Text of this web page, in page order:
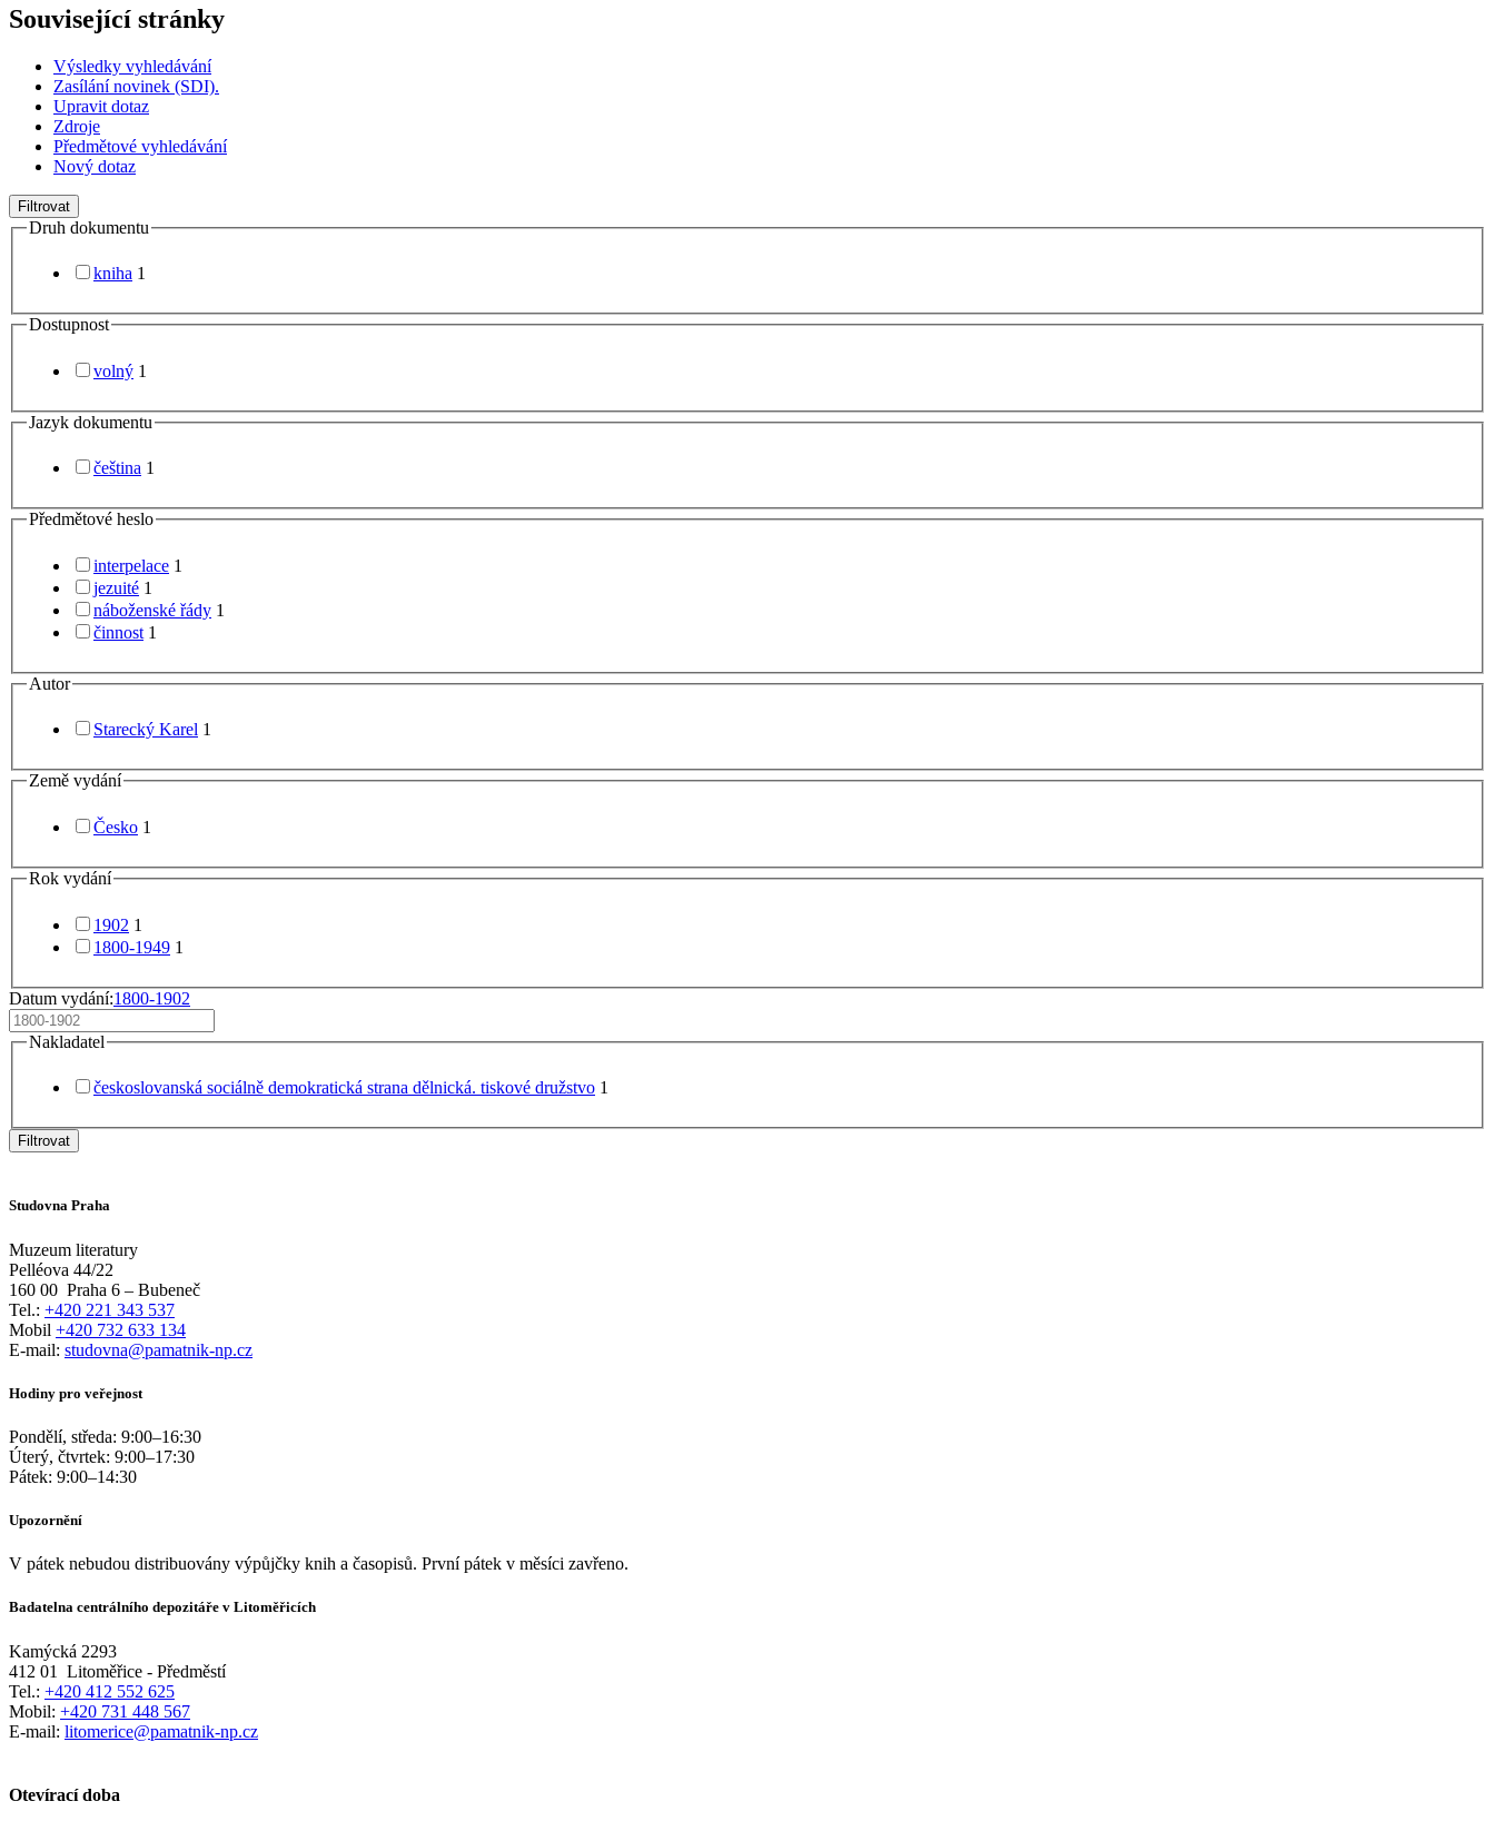
Související stránky
Výsledky vyhledávání
Zasílání novinek (SDI).
Upravit dotaz
Zdroje
Předmětové vyhledávání
Nový dotaz
Filtrovat
Druh dokumentu
kniha 1
Dostupnost
volný 1
Jazyk dokumentu
čeština 1
Předmětové heslo
interpelace 1
jezuité 1
náboženské řády 1
činnost 1
Autor
Starecký Karel 1
Země vydání
Česko 1
Rok vydání
1902 1
1800-1949 1
Datum vydání:1800-1902
Nakladatel
českoslovanská sociálně demokratická strana dělnická. tiskové družstvo 1
Filtrovat
Studovna Praha
Muzeum literatury
Pelléova 44/22
160 00 Praha 6 – Bubeneč
Tel.: +420 221 343 537
Mobil +420 732 633 134
E-mail: studovna@pamatnik-np.cz
Hodiny pro veřejnost
Pondělí, středa: 9:00–16:30
Úterý, čtvrtek: 9:00–17:30
Pátek: 9:00–14:30
Upozornění
V pátek nebudou distribuovány výpůjčky knih a časopisů. První pátek v měsíci zavřeno.
Badatelna centrálního depozitáře v Litoměřicích
Kamýcká 2293
412 01
Litoměřice - Předměstí
Tel.: +420 412 552 625
Mobil: +420 731 448 567
E-mail: litomerice@pamatnik-np.cz
Otevírací doba